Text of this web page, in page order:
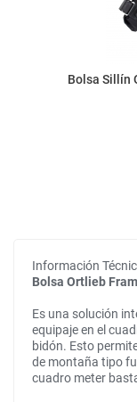
Bolsa Sillín
Información
Bolsa Ortlieb
Es una solución
equipaje en el
bidón. Esto
de montaña tipo
cuadro meter